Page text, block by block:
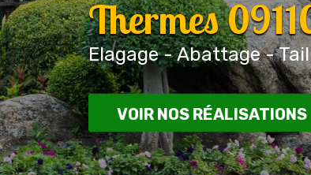
Thermes
Elagage - Abattage -
VOIR NOS RÉALISATIONS